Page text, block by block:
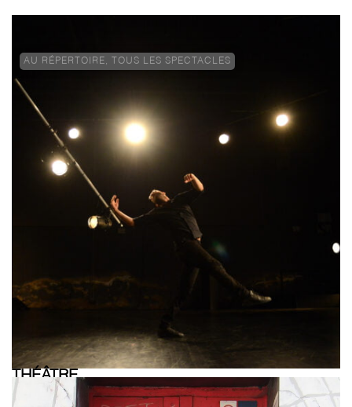
AU RÉPERTOIRE, TOUS LES SPECTACLES
THÉÂTRE